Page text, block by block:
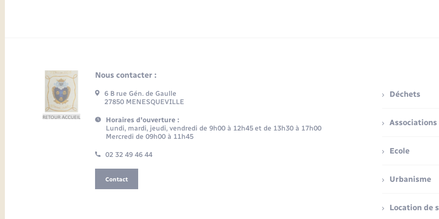
Nous contacter :
6 B rue Gén. de Gaulle
27850 MENESQUEVILLE
Horaires d'ouverture :
Lundi, mardi, jeudi, vendredi de 9h00 à 12h45 et de 13h30 à 17h00
Mercredi de 09h00 à 11h45
02 32 49 46 44
Contact
Déchets
Associations
Ecole
Urbanisme
Location de